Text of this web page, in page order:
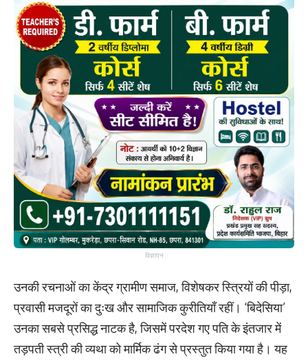
विज्ञापन
उनकी रचनाओं का केंद्र ग्रामीण समाज, विशेषकर स्त्रियों की पीड़ा,
प्रवासी मजदूरों का दुःख और सामाजिक कुरीतियाँ रहीं। ‘बिदेसिया’
उनका सबसे प्रसिद्ध नाटक है, जिसमें परदेश गए पति के इंतजार में
तड़पती स्त्री की व्यथा को मार्मिक ढंग से प्रस्तुत किया गया है। यह